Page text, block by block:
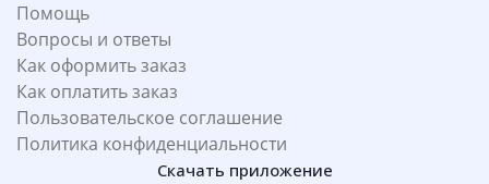
Помощь
Вопросы и ответы
Как оформить заказ
Как оплатить заказ
Пользовательское соглашение
Политика конфиденциальности
Скачать приложение